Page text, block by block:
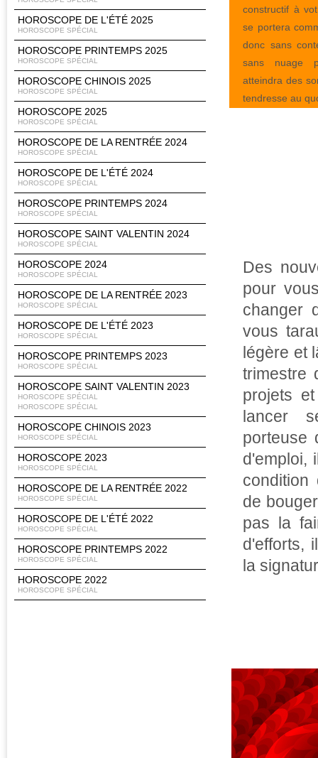
HOROSCOPE DE L'ÉTÉ 2025
HOROSCOPE SPÉCIAL
HOROSCOPE PRINTEMPS 2025
HOROSCOPE SPÉCIAL
HOROSCOPE CHINOIS 2025
HOROSCOPE SPÉCIAL
HOROSCOPE 2025
HOROSCOPE SPÉCIAL
HOROSCOPE DE LA RENTRÉE 2024
HOROSCOPE SPÉCIAL
HOROSCOPE DE L'ÉTÉ 2024
HOROSCOPE SPÉCIAL
HOROSCOPE PRINTEMPS 2024
HOROSCOPE SPÉCIAL
HOROSCOPE SAINT VALENTIN 2024
HOROSCOPE SPÉCIAL
HOROSCOPE 2024
HOROSCOPE SPÉCIAL
HOROSCOPE DE LA RENTRÉE 2023
HOROSCOPE SPÉCIAL
HOROSCOPE DE L'ÉTÉ 2023
HOROSCOPE SPÉCIAL
HOROSCOPE PRINTEMPS 2023
HOROSCOPE SPÉCIAL
HOROSCOPE SAINT VALENTIN 2023
HOROSCOPE SPÉCIAL
HOROSCOPE SPÉCIAL
HOROSCOPE CHINOIS 2023
HOROSCOPE SPÉCIAL
HOROSCOPE 2023
HOROSCOPE SPÉCIAL
HOROSCOPE DE LA RENTRÉE 2022
HOROSCOPE SPÉCIAL
HOROSCOPE DE L'ÉTÉ 2022
HOROSCOPE SPÉCIAL
HOROSCOPE PRINTEMPS 2022
HOROSCOPE SPÉCIAL
HOROSCOPE 2022
HOROSCOPE SPÉCIAL
constructif à
se portera
donc sans
sans nuage
atteindra des
tendresse au
Des
pour
changer
vous
légère et
trimestre
projets
lancer
porteuse
d'emploi,
condition
de
pas la
d'efforts,
la